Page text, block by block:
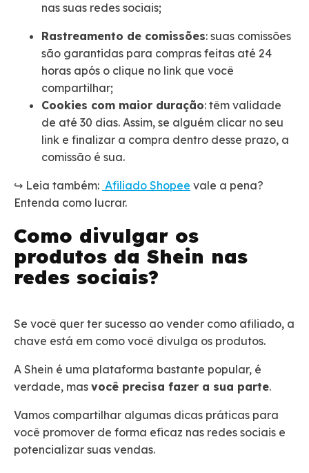
nas suas redes sociais;
Rastreamento de comissões: suas comissões
são garantidas para compras feitas até 24
horas após o clique no link que você
compartilhar;
Cookies com maior duração: têm validade
de até 30 dias. Assim, se alguém clicar no seu
link e finalizar a compra dentro desse prazo, a
comissão é sua.
↪️ Leia também: Afiliado Shopee vale a pena?
Entenda como lucrar.
Como divulgar os
produtos da Shein nas
redes sociais?
Se você quer ter sucesso ao vender como afiliado, a
chave está em como você divulga os produtos.
A Shein é uma plataforma bastante popular, é
verdade, mas você precisa fazer a sua parte.
Vamos compartilhar algumas dicas práticas para
você promover de forma eficaz nas redes sociais e
potencializar suas vendas.